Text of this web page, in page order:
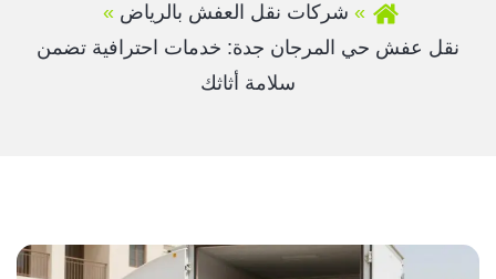
شركات نقل العفش بالرياض
نقل عفش حي المرجان جدة: خدمات احترافية تضمن
سلامة أثاثك